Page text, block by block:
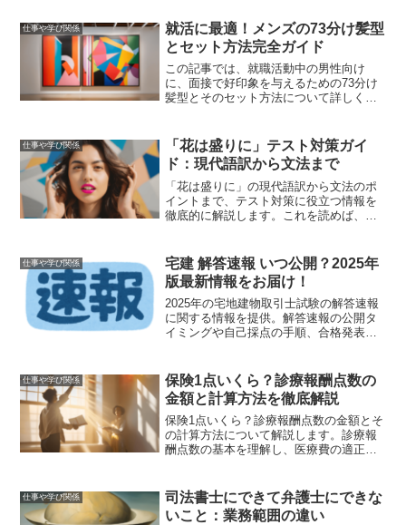
仕事や学び関係
就活に最適！メンズの73分け髪型
とセット方法完全ガイド
この記事では、就職活動中の男性向け
に、面接で好印象を与えるための73分け
髪型とそのセット方法について詳しく解
較、成功事例と失敗事例も紹介します。
仕事や学び関係
「花は盛りに」テスト対策ガイ
ド：現代語訳から文法まで
「花は盛りに」の現代語訳から文法のポ
イントまで、テスト対策に役立つ情報を
徹底的に解説します。これを読めば、テ
仕事や学び関係
宅建 解答速報 いつ公開？2025年
版最新情報をお届け！
2025年の宅地建物取引士試験の解答速報
に関する情報を提供。解答速報の公開タ
イミングや自己採点の手順、合格発表後
仕事や学び関係
保険1点いくら？診療報酬点数の
金額と計算方法を徹底解説
保険1点いくら？診療報酬点数の金額とそ
の計算方法について解説します。診療報
酬点数の基本を理解し、医療費の適正な
仕事や学び関係
司法書士にできて弁護士にできな
いこと：業務範囲の違い